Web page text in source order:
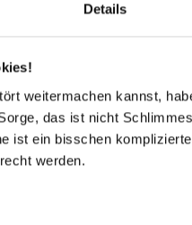
Details
weitermachen kannst,
das ist nicht
ist ein bisschen
werden.
inkl. Fachabitur (m/w/d)